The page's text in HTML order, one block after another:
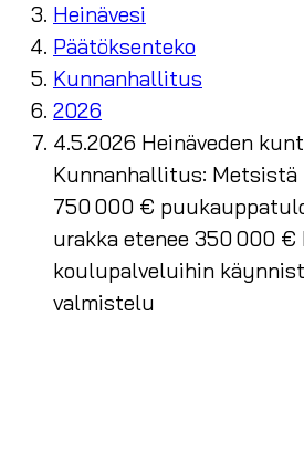
Heinävesi
Päätöksenteko
Kunnanhallitus
2026
4.5.2026 Heinäveden
Kunnanhallitus: Metsistä
750 000 €
urakka etenee 350 000
koulupalveluihin
valmistelu